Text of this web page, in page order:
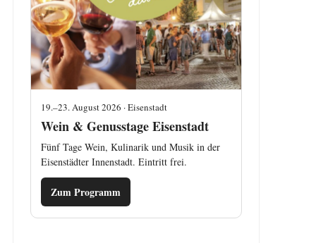
19.–23. August 2026 · Eisenstadt
Wein & Genusstage Eisenstadt
Fünf Tage Wein, Kulinarik und Musik in der
Eisenstädter Innenstadt. Eintritt frei.
Zum Programm